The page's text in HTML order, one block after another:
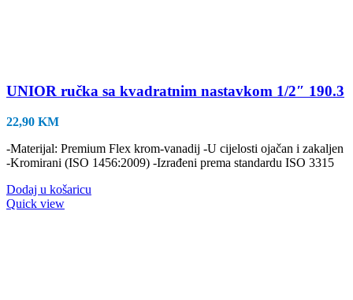
UNIOR ručka sa kvadratnim nastavkom 1/2″ 190.3
22,90 KM
-Materijal: Premium Flex krom-vanadij -U cijelosti ojačan i zakaljen
-Kromirani (ISO 1456:2009) -Izrađeni prema standardu ISO 3315
Dodaj u košaricu
Quick view